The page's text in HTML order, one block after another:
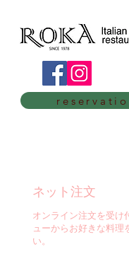
ネット注文
オンライン注文を受け
ューからお好きな料理
い。